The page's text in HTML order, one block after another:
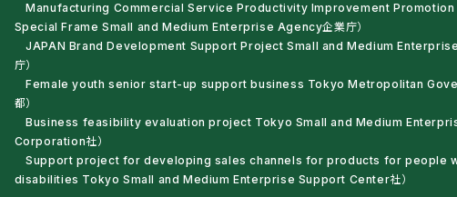
Manufacturing Commercial Service Productivity Improvement Promotion
Special Frame Small and Medium Enterprise Agency企業庁）
JAPAN Brand Development Support Project Small and Medium
庁）
Female youth senior start-up support business Tokyo Metropolitan
都）
Business feasibility evaluation project Tokyo Small and Medium
Corporation社）
Support project for developing sales channels for products for people
disabilities Tokyo Small and Medium Enterprise Support Center社）